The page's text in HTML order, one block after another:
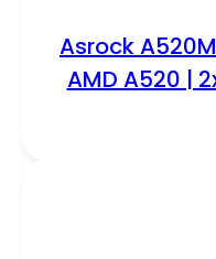
Asrock
AMD A520 |